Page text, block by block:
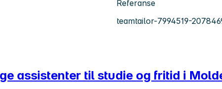
Referanse
teamtailor-7994519-
assistenter til studie og fritid i